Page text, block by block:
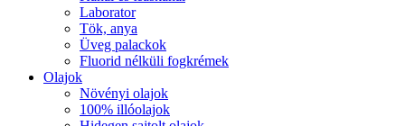
Laborator
Tök, anya
Üveg palackok
Fluorid nélküli fogkrémek
Olajok
Növényi olajok
100% illóolajok